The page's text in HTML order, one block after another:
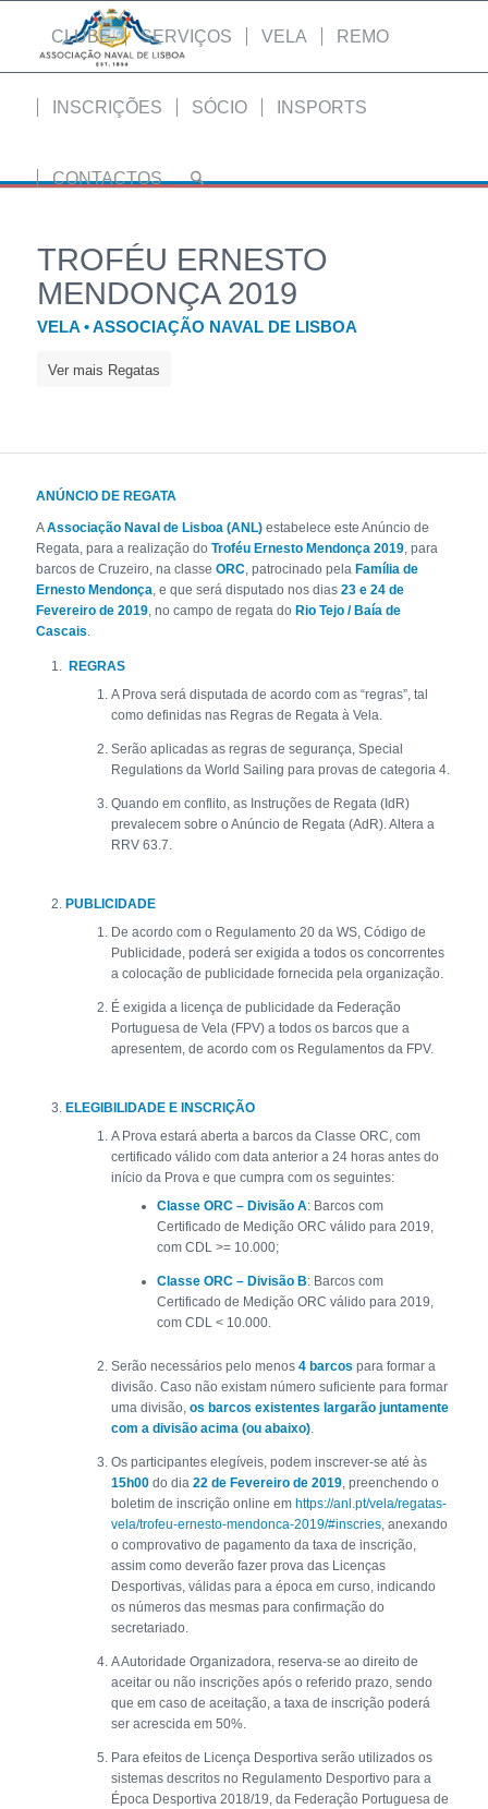
CLUBE SERVIÇOS VELA REMO
INSCRIÇÕES SÓCIO INSPORTS
CONTACTOS
TROFÉU ERNESTO
MENDONÇA 2019
VELA • ASSOCIAÇÃO NAVAL DE LISBOA
Ver mais Regatas
ANÚNCIO DE REGATA
AAssociação Naval de Lisboa (ANL)estabelece este Anúncio de
Regata, para a realização do Troféu Ernesto Mendonça 2019, para
barcos de Cruzeiro, na classe ORC, patrocinado pela Família de
Ernesto Mendonça, e que será disputado nos dias 23 e 24 de
Fevereiro de 2019, no campo de regata do Rio Tejo / Baía de
Cascais.
REGRAS
A Prova será disputada de acordo com as “regras”, tal
como definidas nas Regras de Regata à Vela.
Serão aplicadas as regras de segurança, Special
Regulations da World Sailing para provas de categoria 4.
Quando em conflito, as Instruções de Regata (IdR)
prevalecem sobre o Anúncio de Regata (AdR). Altera a
RRV 63.7.
PUBLICIDADE
De acordo com o Regulamento 20 da WS, Código de
Publicidade, poderá ser exigida a todos os concorrentes
a colocação de publicidade fornecida pela organização.
É exigida a licença de publicidade da Federação
Portuguesa de Vela (FPV) a todos os barcos que a
apresentem, de acordo com os Regulamentos da FPV.
ELEGIBILIDADE E INSCRIÇÃO
A Prova estará aberta a barcos da Classe ORC, com
certificado válido com data anterior a 24 horas antes do
início da Prova e que cumpra com os seguintes:
Classe ORC – Divisão A: Barcos com
Certificado de Medição ORC válido para 2019,
com CDL >= 10.000;
Classe ORC – Divisão B: Barcos com
Certificado de Medição ORC válido para 2019,
com CDL < 10.000.
Serão necessários pelo menos 4 barcos para formar a
divisão. Caso não existam número suficiente para formar
uma divisão, os barcos existentes largarão juntamente
com a divisão acima (ou abaixo).
Os participantes elegíveis, podem inscrever-se até às
15h00do dia 22 de Fevereiro de 2019, preenchendo o
boletim de inscrição online em https://anl.pt/vela/regatas-
vela/trofeu-ernesto-mendonca-2019/#inscries, anexando
o comprovativo de pagamento da taxa de inscrição,
assim como deverão fazer prova das Licenças
Desportivas, válidas para a época em curso, indicando
os números das mesmas para confirmação do
secretariado.
A Autoridade Organizadora, reserva-se ao direito de
aceitar ou não inscrições após o referido prazo, sendo
que em caso de aceitação, a taxa de inscrição poderá
ser acrescida em 50%.
Para efeitos de Licença Desportiva serão utilizados os
sistemas descritos no Regulamento Desportivo para a
Época Desportiva 2018/19, da Federação Portuguesa de